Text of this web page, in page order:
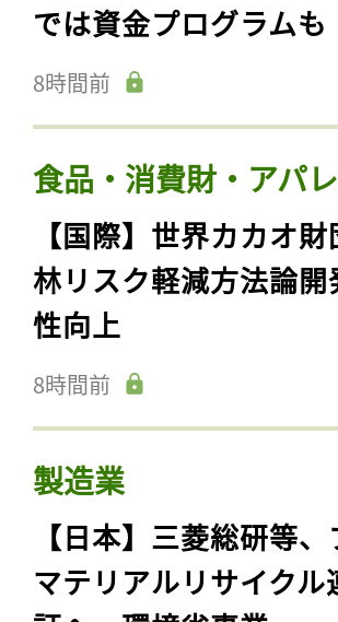
では資金プログラムも
8時間前
食品・消費財・アパ
【国際】世界カカオ
林リスク軽減方法論
性向上
8時間前
製造業
【日本】三菱総研等
マテリアルリサイク